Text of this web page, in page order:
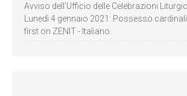
Avviso dell’Ufficio delle Celebrazioni
Lunedì 4 gennaio 2021: Possesso
first on ZENIT - Italiano.